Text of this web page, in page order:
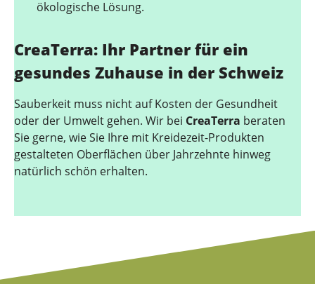
ökologische Lösung.
CreaTerra: Ihr Partner für ein
gesundes Zuhause in der Schweiz
Sauberkeit muss nicht auf Kosten der Gesundheit
oder der Umwelt gehen. Wir bei CreaTerra beraten
Sie gerne, wie Sie Ihre mit Kreidezeit-Produkten
gestalteten Oberflächen über Jahrzehnte hinweg
natürlich schön erhalten.